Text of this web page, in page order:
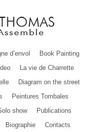
d’envol
Book Painting
La vie de Charrette
Diagram on the street
Peintures Tombales
show
Publications
Biographie Contacts